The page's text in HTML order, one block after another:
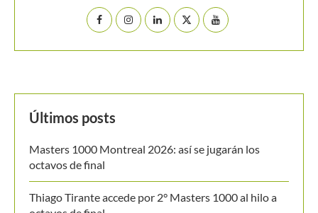
octavos de final
Thiago Tirante accede por 2° Masters 1000 al hilo a
octavos de final